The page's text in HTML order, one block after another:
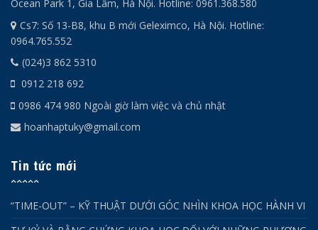
Ocean Park 1, Gia Lâm, Hà Nội. Hotline: 0961.368.580
Cs7: Số 13-B8, khu B mới Geleximco, Hà Nội. Hotline:
0964.765.552
(024)3 862 5310
0912 218 692
0986 474 980 Ngoài giờ làm việc và chủ nhật
hoanhaptuky@gmail.com
Tin tức mới
“TIME-OUT” – KỸ THUẬT DƯỚI GÓC NHÌN KHOA HỌC HÀNH VI